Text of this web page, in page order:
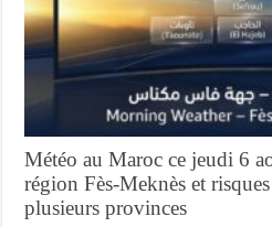
Météo au Maroc ce jeudi 6
région Fès-Meknès et
plusieurs provinces